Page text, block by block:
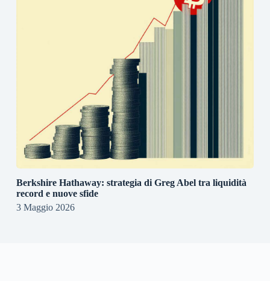
Berkshire Hathaway: strategia di Greg Abel tra liquidità
record e nuove sfide
3 Maggio 2026